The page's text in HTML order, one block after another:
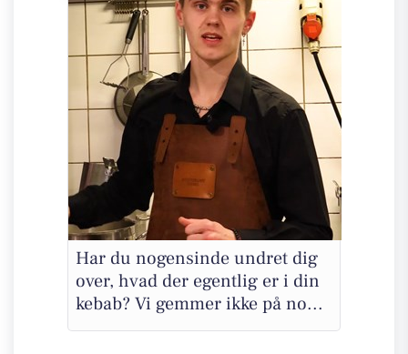
Har du nogensinde undret dig
over, hvad der egentlig er i din
kebab? Vi gemmer ikke på no...